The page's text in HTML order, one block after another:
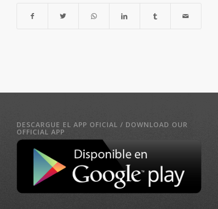
DESCARGUE EL APP OFICIAL / DOWNLOAD OUR
OFFICIAL APP